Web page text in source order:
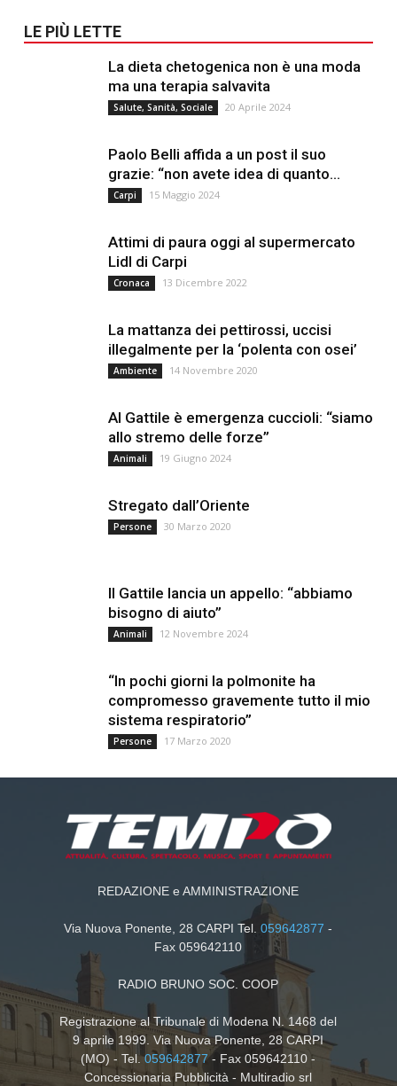
LE PIÙ LETTE
La dieta chetogenica non è una moda
ma una terapia salvavita
Salute, Sanità, Sociale 20 Aprile 2024
Paolo Belli affida a un post il suo
grazie: “non avete idea di quanto...
Carpi 15 Maggio 2024
Attimi di paura oggi al supermercato
Lidl di Carpi
Cronaca 13 Dicembre 2022
La mattanza dei pettirossi, uccisi
illegalmente per la ‘polenta con osei’
Ambiente 14 Novembre 2020
Al Gattile è emergenza cuccioli: “siamo
allo stremo delle forze”
Animali 19 Giugno 2024
Stregato dall’Oriente
Persone 30 Marzo 2020
Il Gattile lancia un appello: “abbiamo
bisogno di aiuto”
Animali 12 Novembre 2024
“In pochi giorni la polmonite ha
compromesso gravemente tutto il mio
sistema respiratorio”
Persone 17 Marzo 2020
REDAZIONE e AMMINISTRAZIONE
Via Nuova Ponente, 28 CARPI Tel.059642877 -
Fax 059642110
RADIO BRUNO SOC. COOP
Registrazione al Tribunale di Modena N. 1468 del
9 aprile 1999. Via Nuova Ponente, 28 CARPI
(MO) - Tel.059642877- Fax 059642110 -
Concessionaria Pubblicità - Multiradio srl